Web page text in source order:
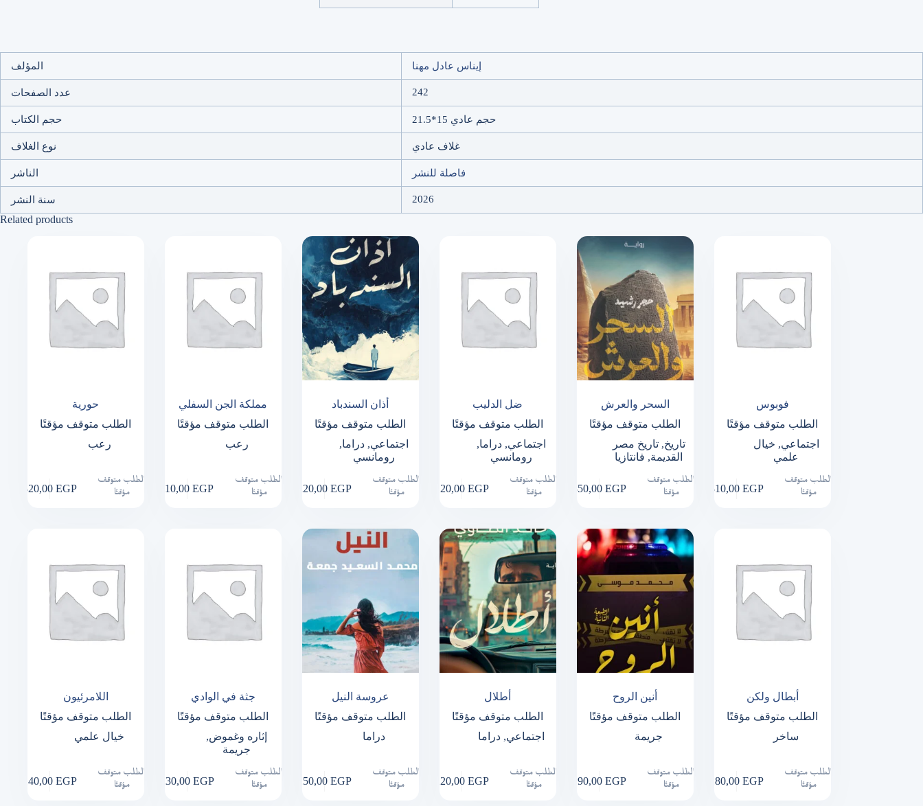
المؤلف إيناس عادل مهنا
عدد الصفحات 242
حجم الكتاب حجم عادي 15*21.5
نوع الغلاف غلاف عادي
الناشر فاصلة للنشر
سنة النشر 2026
Related products
حورية
الطلب متوقف مؤقتًا
رعب
320,00 EGP
الطلب متوقف
مؤقتًا
مملكة الجن السفلي
الطلب متوقف مؤقتًا
رعب
110,00EGP
الطلب متوقف
مؤقتًا
أذان السندباد
الطلب متوقف مؤقتًا
اجتماعي, دراما,
رومانسي
220,00 EGP
الطلب متوقف
مؤقتًا
ضل الدليب
الطلب متوقف مؤقتًا
اجتماعي, دراما,
رومانسي
120,00 EGP
الطلب متوقف
مؤقتًا
السحر والعرش
الطلب متوقف مؤقتًا
تاريخ,تاريخ مصر
القديمة, فانتازيا
350,00 EGP
الطلب متوقف
مؤقتًا
فوبوس
الطلب متوقف مؤقتًا
اجتماعي, خيال
علمي
310,00 EGP
الطلب متوقف
مؤقتًا
اللامرئيون
الطلب متوقف مؤقتًا
خيال علمي
140,00 EGP
الطلب متوقف
مؤقتًا
جثة في الوادي
الطلب متوقف مؤقتًا
إثاره وغموض,
جريمة
230,00 EGP
الطلب متوقف
مؤقتًا
عروسة النيل
الطلب متوقف مؤقتًا
دراما
150,00 EGP
الطلب متوقف
مؤقتًا
أطلال
الطلب متوقف مؤقتًا
اجتماعي, دراما
220,00 EGP
الطلب متوقف
مؤقتًا
أنين الروح
الطلب متوقف مؤقتًا
جريمة
190,00 EGP
الطلب متوقف
مؤقتًا
أبطال ولكن
الطلب متوقف مؤقتًا
ساخر
180,00 EGP
الطلب متوقف
مؤقتًا